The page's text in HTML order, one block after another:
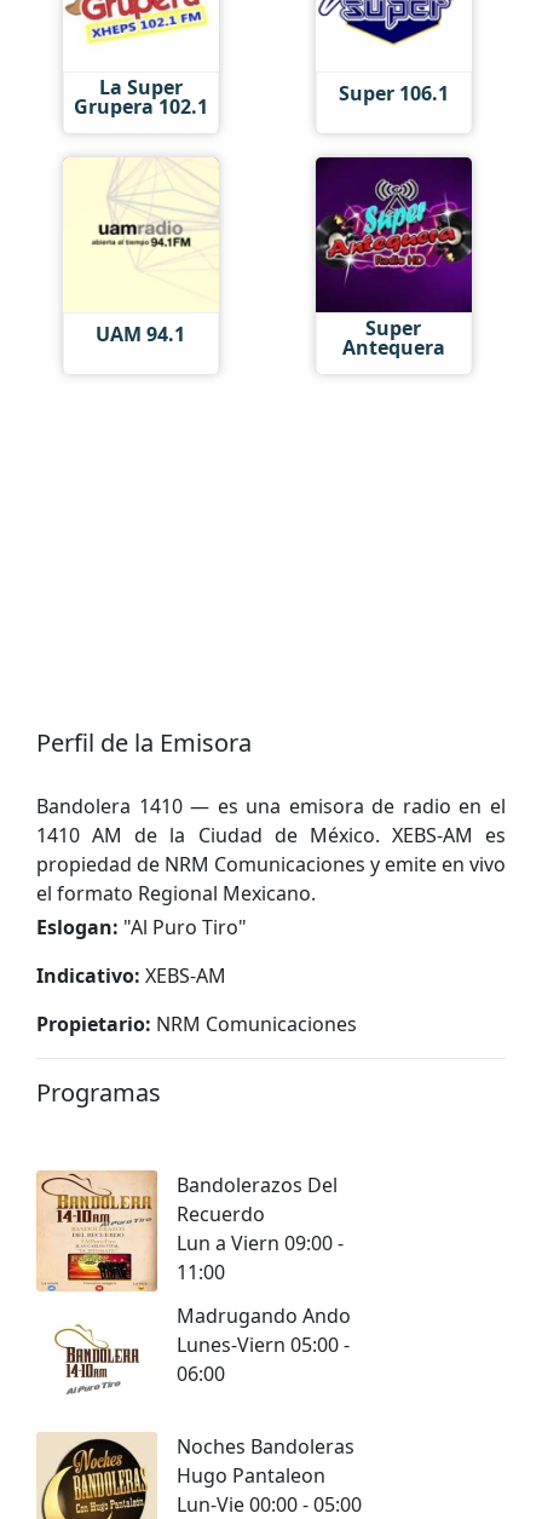
La Super
Grupera 102.1 Super 106.1
UAM 94.1 Super
Antequera
Perfil de la Emisora
Bandolera 1410 — es una emisora de radio en el
1410 AM de la Ciudad de México. XEBS-AM es
propiedad de NRM Comunicaciones y emite en vivo
el formato Regional Mexicano.
Eslogan: "Al Puro Tiro"
Indicativo: XEBS-AM
Propietario: NRM Comunicaciones
Programas
Bandolerazos Del
Recuerdo
Lun a Viern 09:00 -
11:00
Madrugando Ando
Lunes-Viern 05:00 -
06:00
Noches Bandoleras
Hugo Pantaleon
Lun-Vie 00:00 - 05:00